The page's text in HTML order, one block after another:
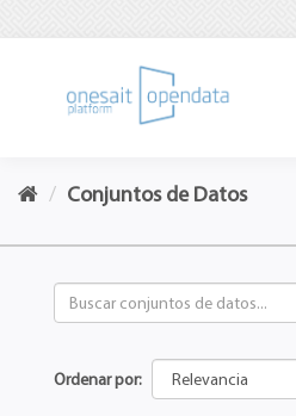
Conjuntos de Datos
Ordenar por